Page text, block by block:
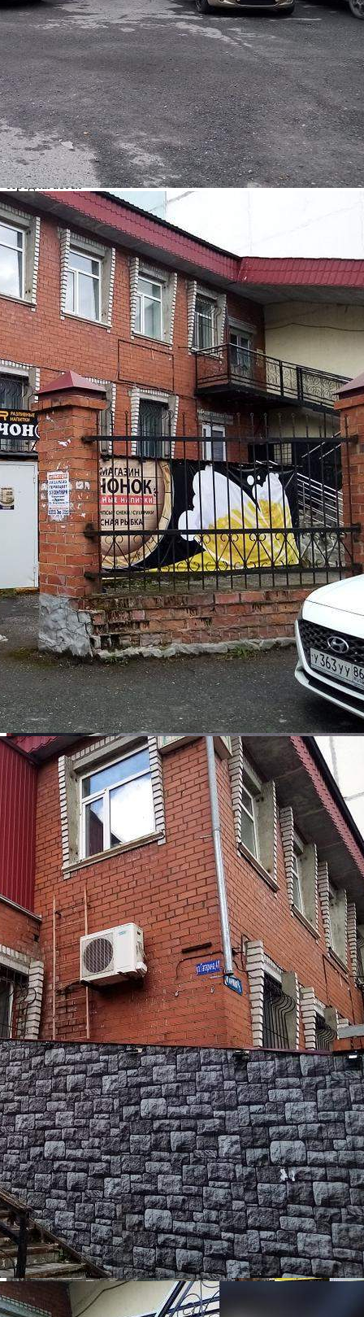
Характеристики помещения
№ объявления
100007
Дата размещения
05.08.2022
Город
Сургут
Адрес
Гагарина улица, д.4/1
Расположено
Этаж
1
Предлагается
Продажа
Желаемый / подходящий вид деятельности
Не указано
Назначение
Не указано
Размер площади (м2)
198
Цена за помещение
12 500 000 руб.
О помещении